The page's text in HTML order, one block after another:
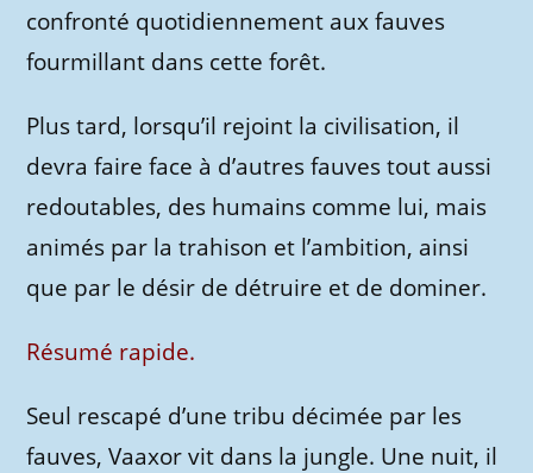
confronté quotidiennement aux fauves
fourmillant dans cette forêt.
Plus tard, lorsqu’il rejoint la civilisation, il
devra faire face à d’autres fauves tout aussi
redoutables, des humains comme lui, mais
animés par la trahison et l’ambition, ainsi
que par le désir de détruire et de dominer.
Résumé rapide.
Seul rescapé d’une tribu décimée par les
fauves, Vaaxor vit dans la jungle. Une nuit, il